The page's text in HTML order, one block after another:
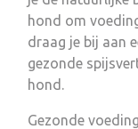
hond om
draag je bij aan
gezonde
hond.
Gezonde